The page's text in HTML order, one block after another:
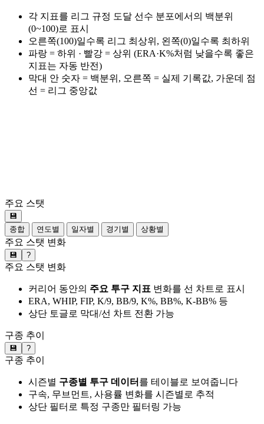
각 지표를 리그 규정 도달 선수 분포에서의 백분위
(0~100)로 표시
오른쪽(100)일수록 리그 최상위, 왼쪽(0)일수록 최하위
파랑 = 하위 · 빨강 = 상위 (ERA·K%처럼 낮을수록 좋은
지표는 자동 반전)
막대 안 숫자 = 백분위, 오른쪽 = 실제 기록값, 가운데 점
선 = 리그 중앙값
주요 스탯
💾
종합
연도별 일자별 경기별 상황별
주요 스탯 변화
💾 ?
주요 스탯 변화
커리어 동안의 주요 투구 지표 변화를 선 차트로 표시
ERA, WHIP, FIP, K/9, BB/9, K%, BB%, K-BB% 등
상단 토글로 막대/선 차트 전환 가능
구종 추이
💾 ?
구종 추이
시즌별 구종별 투구 데이터 를 테이블로 보여줍니다
구속, 무브먼트, 사용률 변화를 시즌별로 추적
상단 필터로 특정 구종만 필터링 가능